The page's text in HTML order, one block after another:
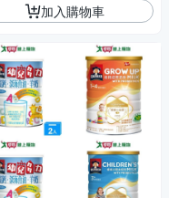
加入購物車